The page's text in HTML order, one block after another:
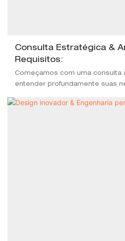
Consulta Estratégica &
Requisitos:
Começamos com uma consulta
entender profundamente suas
solução esteja perfeitamente